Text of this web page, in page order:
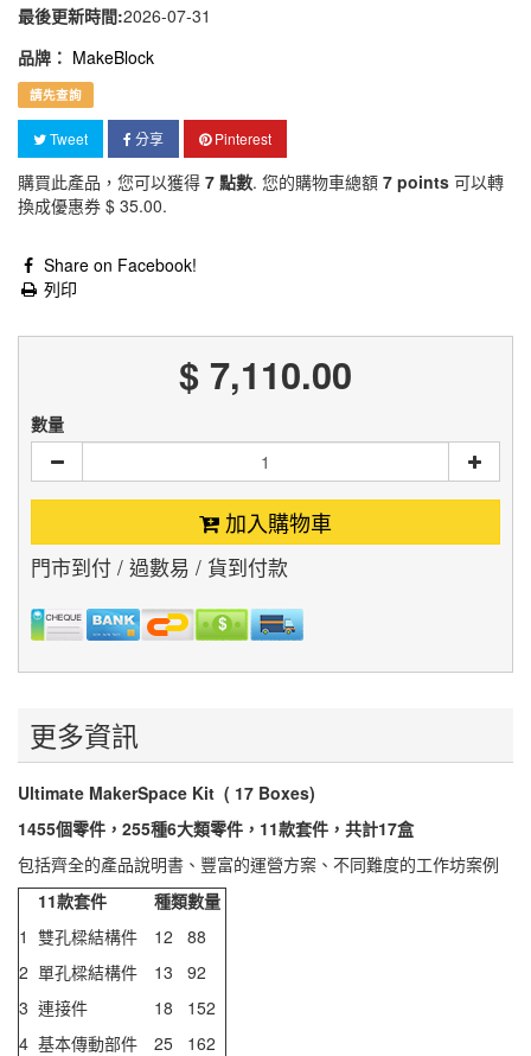
最後更新時間:2026-07-31
品牌： MakeBlock
請先查詢
Tweet 分享 Pinterest
購買此產品，您可以獲得 7 點數. 您的購物車總額 7 points 可以轉
換成優惠券 $ 35.00.
Share on Facebook!
列印
$ 7,110.00
數量
加入購物車
門市到付 / 過數易 / 貨到付款
更多資訊
Ultimate MakerSpace Kit ( 17 Boxes)
1455個零件，255種6大類零件，11款套件，共計17盒
包括齊全的產品說明書、豐富的運營方案、不同難度的工作坊案例
11款套件 種類數量
1 雙孔樑結構件 12
88
2 單孔樑結構件 13
92
3 連接件 18
152
4 基本傳動部件 25
162